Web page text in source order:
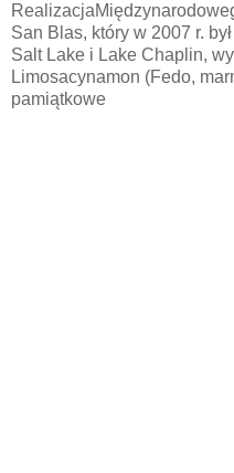
San Blas, który w 2007 r.
Salt Lake i Lake Chaplin,
Limosacynamon (Fedo,
pamiątkowe